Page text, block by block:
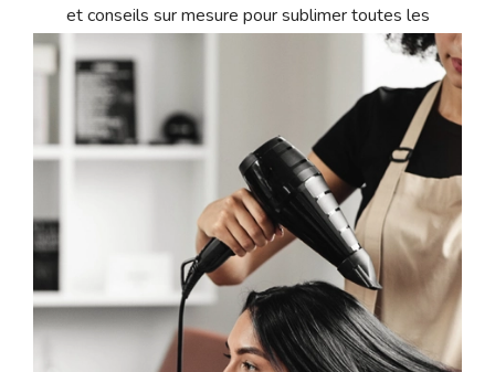
et conseils sur mesure pour sublimer toutes les